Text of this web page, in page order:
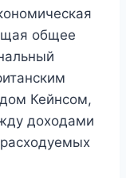
общее
Кейнсом,
доходами